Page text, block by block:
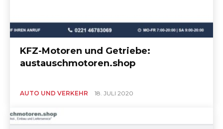
KFZ-Motoren und Getriebe:
austauschmotoren.shop
AUTO UND VERKEHR 18. JULI 2020